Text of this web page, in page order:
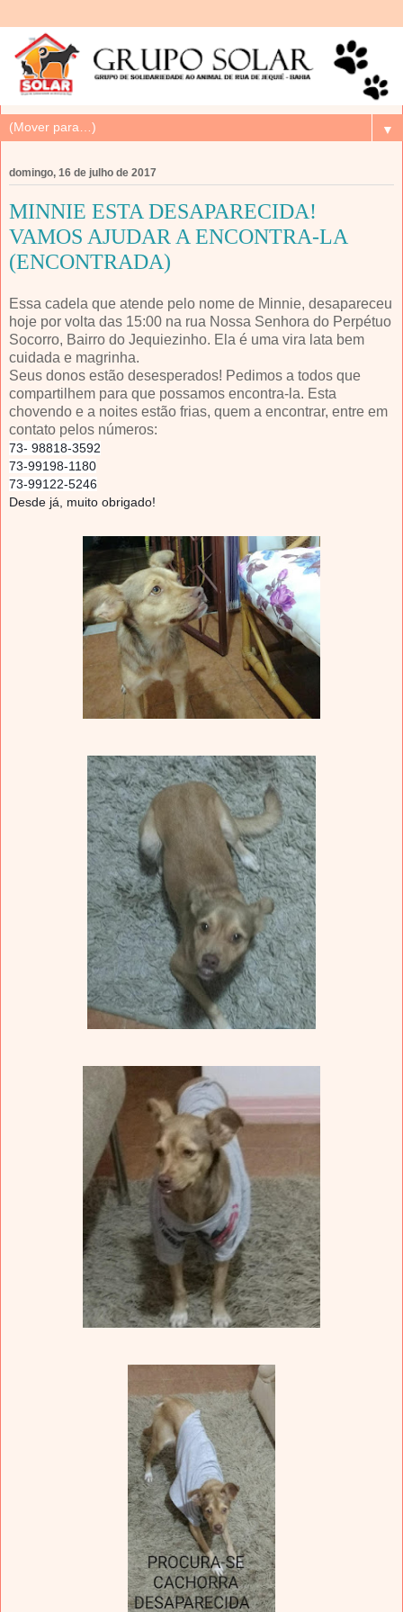
▼
domingo, 16 de julho de 2017
MINNIE ESTA DESAPARECIDA!
VAMOS AJUDAR A ENCONTRA-LA
(ENCONTRADA)
Essa cadela que atende pelo nome de Minnie, desapareceu
hoje por volta das 15:00 na rua Nossa Senhora do Perpétuo
Socorro, Bairro do Jequiezinho. Ela é uma vira lata bem
cuidada e magrinha.
Seus donos estão desesperados! Pedimos a todos que
compartilhem para que possamos encontra-la. Esta
chovendo e a noites estão frias, quem a encontrar, entre em
contato pelos números:
73- 98818-3592
73-99198-1180
73-99122-5246
Desde já, muito obrigado!